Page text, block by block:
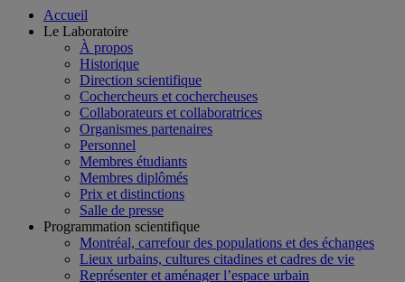
Accueil
Le Laboratoire
À propos
Historique
Direction scientifique
Cochercheurs et cochercheuses
Collaborateurs et collaboratrices
Organismes partenaires
Personnel
Membres étudiants
Membres diplômés
Prix et distinctions
Salle de presse
Programmation scientifique
Montréal, carrefour des populations et des échanges
Lieux urbains, cultures citadines et cadres de vie
Représenter et aménager l’espace urbain